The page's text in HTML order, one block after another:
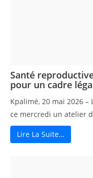
Santé
pour un cadre
Kpalimé, 20 mai 2026
ce mercredi un atelier
Lire La Suite…